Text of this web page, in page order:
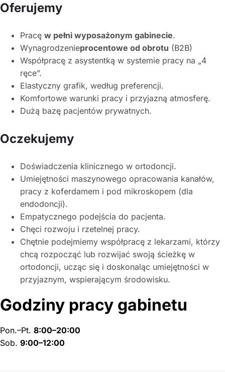
Oferujemy
Pracę w pełni wyposażonym gabinecie.
Wynagrodzenieprocentowe od obrotu (B2B)
Współpracę z asystentką w systemie pracy na „4
ręce”.
Elastyczny grafik, według preferencji.
Komfortowe warunki pracy i przyjazną atmosferę.
Dużą bazę pacjentów prywatnych.
Oczekujemy
Doświadczenia klinicznego w ortodoncji.
Umiejętności maszynowego opracowania kanałów,
pracy z koferdamem i pod mikroskopem (dla
endodoncji).
Empatycznego podejścia do pacjenta.
Chęci rozwoju i rzetelnej pracy.
Chętnie podejmiemy współpracę z lekarzami, którzy
chcą rozpocząć lub rozwijać swoją ścieżkę w
ortodoncji, ucząc się i doskonaląc umiejętności w
przyjaznym, wspierającym środowisku.
Godziny pracy gabinetu
Pon.–Pt. 8:00–20:00
Sob. 9:00–12:00